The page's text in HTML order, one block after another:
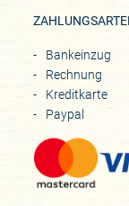
Bankeinzug
Rechnung
Kreditkarte
Paypal